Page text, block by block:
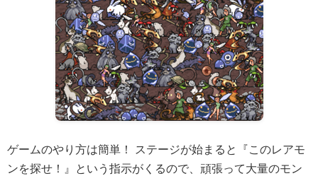
ゲームのやり方は簡単！ ステージが始まると『このレアモ
ンを探せ！』という指示がくるので、頑張って大量のモン